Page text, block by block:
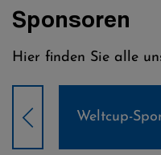
Sponsoren
Hier finden Sie alle
Weltcup-